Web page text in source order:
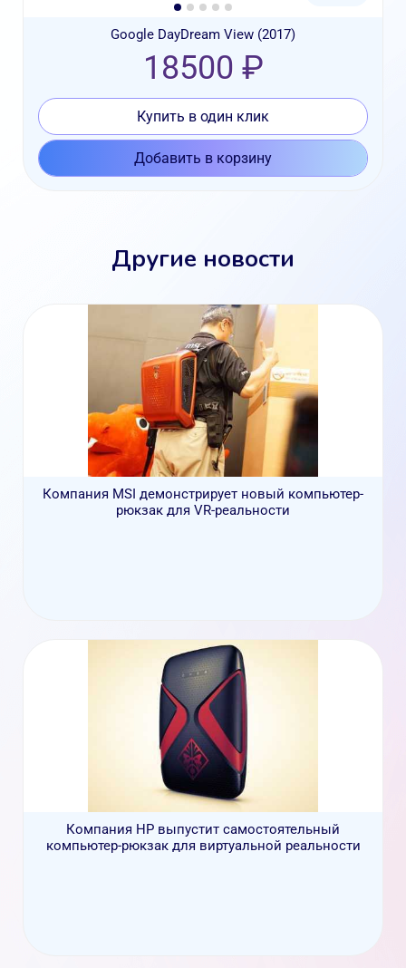
Google DayDream View (2017)
18500 ₽
Купить в один клик
Добавить в корзину
Другие новости
Компания MSI демонстрирует новый компьютер-
рюкзак для VR-реальности
Компания НР выпустит самостоятельный
компьютер-рюкзак для виртуальной реальности